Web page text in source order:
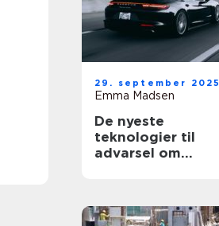
29. september 2025
Emma Madsen
De nyeste
teknologier til
advarsel om